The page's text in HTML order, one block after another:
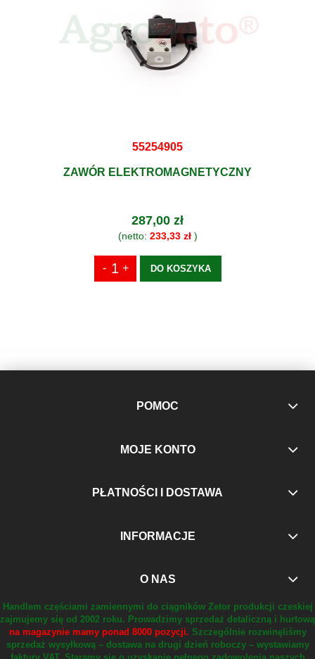
55254905
ZAWÓR ELEKTROMAGNETYCZNY
287,00 zł
(netto: 233,33 zł)
DO KOSZYKA
POMOC
MOJE KONTO
PŁATNOŚCI I DOSTAWA
INFORMACJE
O NAS
Handlem częściami zamiennymi do ciągników Zetor produkcji czeskiej
zajmujemy się od 2002 roku. Prowadzimy sprzedaż detaliczną i hurtową
na magazynie mamy ponad 8000 pozycji. Szczególnie rozwinęliśmy
sprzedaż wysyłkową – dostawa na drugi dzień roboczy – wystawiamy